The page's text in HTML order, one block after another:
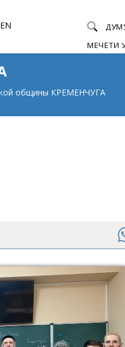
EN
МЕЧЕТИ
общины КРЕМЕНЧУГА